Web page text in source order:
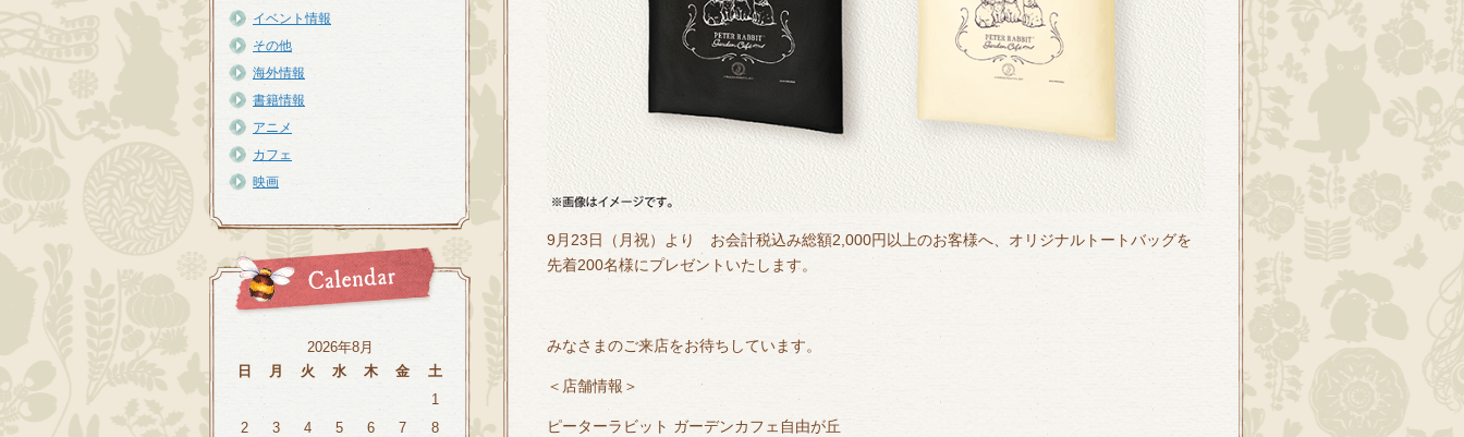
イベント情報
その他
海外情報
書籍情報
アニメ
カフェ
映画
2026年8月
日
月 火 水 木 金
土
1
2
3 4 5 6 7
8
9月23日（月祝）より お会計税込み総額2,000円以上のお客様へ、オリジナルトートバッグを
先着200名様にプレゼントいたします。
みなさまのご来店をお待ちしています。
＜店舗情報＞
ピーターラビット ガーデンカフェ自由が丘